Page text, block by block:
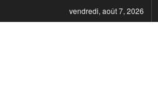
vendredi, août 7, 2026